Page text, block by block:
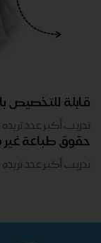
قابلة للتخصيص
تدريب أكبر عدد
حقوق طباعة غير
تدريب أكبر عدد